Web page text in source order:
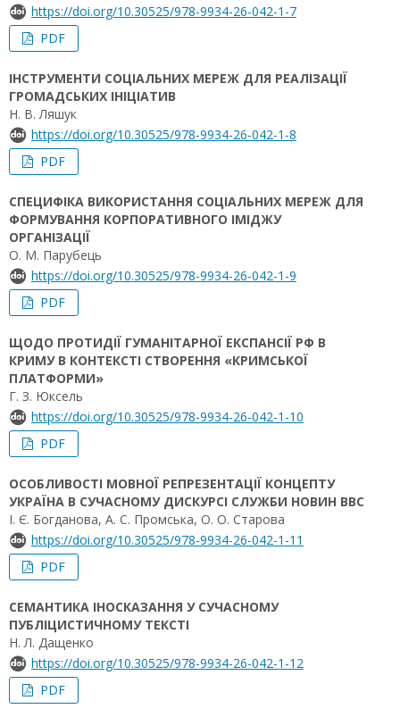
https://doi.org/10.30525/978-9934-26-042-1-7
PDF
ІНСТРУМЕНТИ СОЦІАЛЬНИХ МЕРЕЖ ДЛЯ РЕАЛІЗАЦІЇ
ГРОМАДСЬКИХ ІНІЦІАТИВ
Н. В. Ляшук
https://doi.org/10.30525/978-9934-26-042-1-8
PDF
СПЕЦИФІКА ВИКОРИСТАННЯ СОЦІАЛЬНИХ МЕРЕЖ ДЛЯ
ФОРМУВАННЯ КОРПОРАТИВНОГО ІМІДЖУ
ОРГАНІЗАЦІЇ
О. М. Парубець
https://doi.org/10.30525/978-9934-26-042-1-9
PDF
ЩОДО ПРОТИДІЇ ГУМАНІТАРНОЇ ЕКСПАНСІЇ РФ В
КРИМУ В КОНТЕКСТІ СТВОРЕННЯ «КРИМСЬКОЇ
ПЛАТФОРМИ»
Г. З. Юксель
https://doi.org/10.30525/978-9934-26-042-1-10
PDF
ОСОБЛИВОСТІ МОВНОЇ РЕПРЕЗЕНТАЦІЇ КОНЦЕПТУ
УКРАЇНА В СУЧАСНОМУ ДИСКУРСІ СЛУЖБИ НОВИН ВВС
І. Є. Богданова, А. С. Промська, О. О. Старова
https://doi.org/10.30525/978-9934-26-042-1-11
PDF
СЕМАНТИКА ІНОСКАЗАННЯ У СУЧАСНОМУ
ПУБЛІЦИСТИЧНОМУ ТЕКСТІ
Н. Л. Дащенко
https://doi.org/10.30525/978-9934-26-042-1-12
PDF